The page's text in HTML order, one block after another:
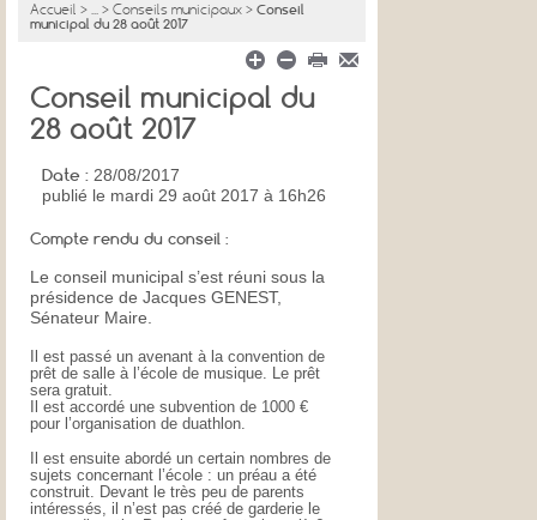
Accueil > ... > Conseils municipaux > Conseil
municipal du 28 août 2017
Conseil municipal du
28 août 2017
Date : 28/08/2017
publié le mardi 29 août 2017 à 16h26
Compte rendu du conseil :
Le conseil municipal s’est réuni sous la
présidence de Jacques GENEST,
Sénateur Maire.
Il est passé un avenant à la convention de
prêt de salle à l’école de musique. Le prêt
sera gratuit.
Il est accordé une subvention de 1000 €
pour l’organisation de duathlon.
Il est ensuite abordé un certain nombres de
sujets concernant l’école : un préau a été
construit. Devant le très peu de parents
intéressés, il n’est pas créé de garderie le